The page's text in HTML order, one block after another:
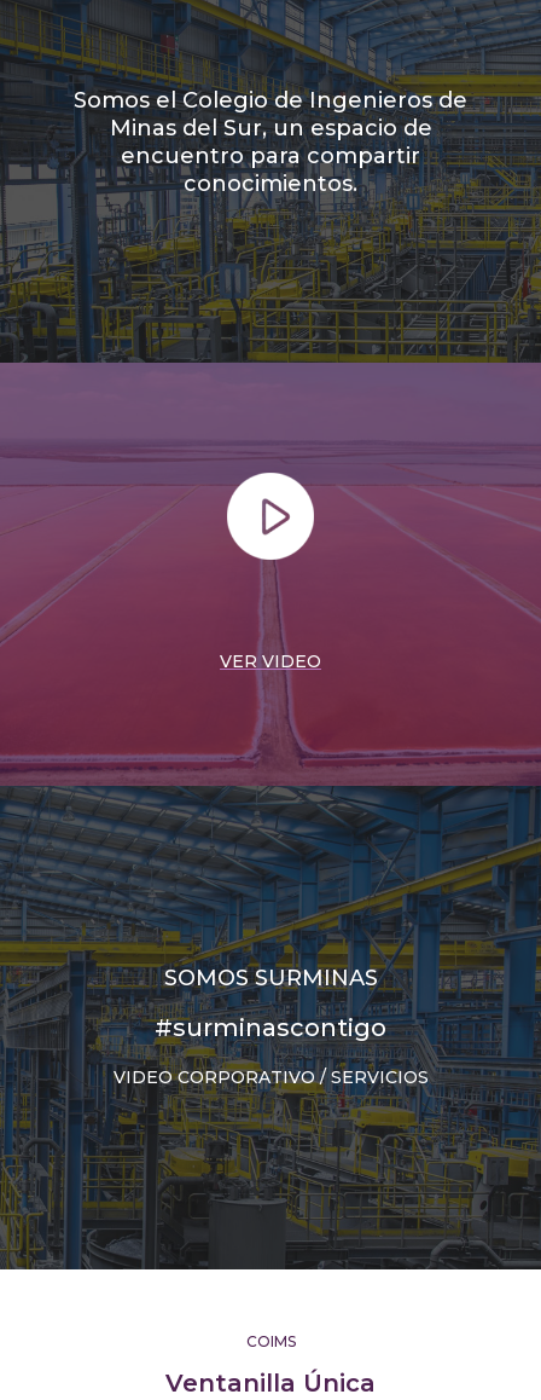
Somos el Colegio de Ingenieros de
Minas del Sur, un espacio de
encuentro para compartir
conocimientos.
VER VIDEO
SOMOS SURMINAS
#surminascontigo
VIDEO CORPORATIVO / SERVICIOS
COIMS
Ventanilla Única